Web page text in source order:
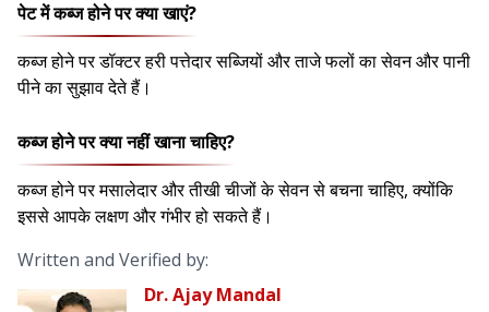
पेट में कब्ज होने पर क्या खाएं?
कब्ज होने पर डॉक्टर हरी पत्तेदार सब्जियों और ताजे फलों का सेवन और पानी
पीने का सुझाव देते हैं।
कब्ज होने पर क्या नहीं खाना चाहिए?
कब्ज होने पर मसालेदार और तीखी चीजों के सेवन से बचना चाहिए, क्योंकि
इससे आपके लक्षण और गंभीर हो सकते हैं।
Written and Verified by:
Dr. Ajay Mandal